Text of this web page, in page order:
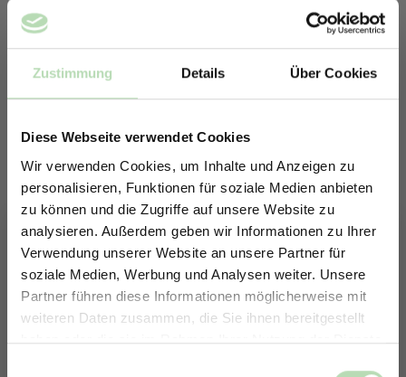
Zustimmung Details Über Cookies
Diese Webseite verwendet Cookies
Wir verwenden Cookies, um Inhalte und Anzeigen zu
personalisieren, Funktionen für soziale Medien anbieten
zu können und die Zugriffe auf unsere Website zu
analysieren. Außerdem geben wir Informationen zu Ihrer
Verwendung unserer Website an unsere Partner für
soziale Medien, Werbung und Analysen weiter. Unsere
Partner führen diese Informationen möglicherweise mit
weiteren Daten zusammen, die Sie ihnen bereitgestellt
haben oder die sie im Rahmen Ihrer Nutzung der Dienste
ERHALTE 5% RABATT AUF
DEINE RÜCKWÄNDE